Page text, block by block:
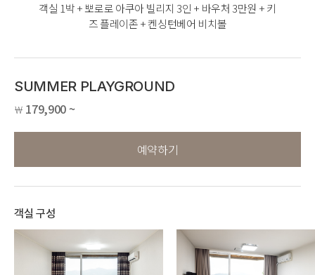
객실 1박 + 뽀로로 아쿠아 빌리지 3인 + 바우처 3만원 + 키
즈 플레이존 + 켄싱턴베어 비치볼
SUMMER PLAYGROUND
￦ 179,900 ~
예약하기
객실 구성